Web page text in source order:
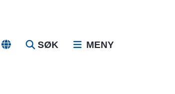
SØK MENY